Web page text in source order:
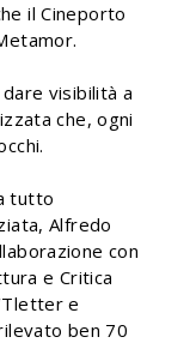
il Cineporto
visibilità a
che, ogni
tutto
Alfredo
con
e Critica
e
ben 70